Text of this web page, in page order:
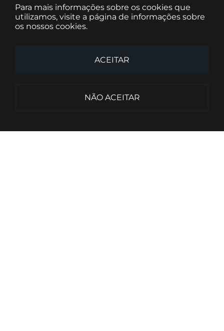
Para mais informações sobre os cookies que
utilizamos, visite a página de informações sobre
os nossos cookies.
ACEITAR
NÃO ACEITAR